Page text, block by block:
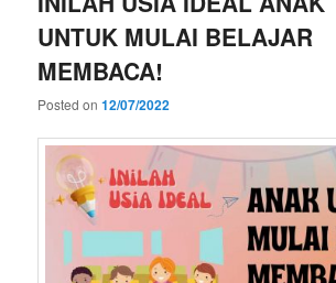
UNTUK MULAI BELAJAR
MEMBACA!
Posted on12/07/2022